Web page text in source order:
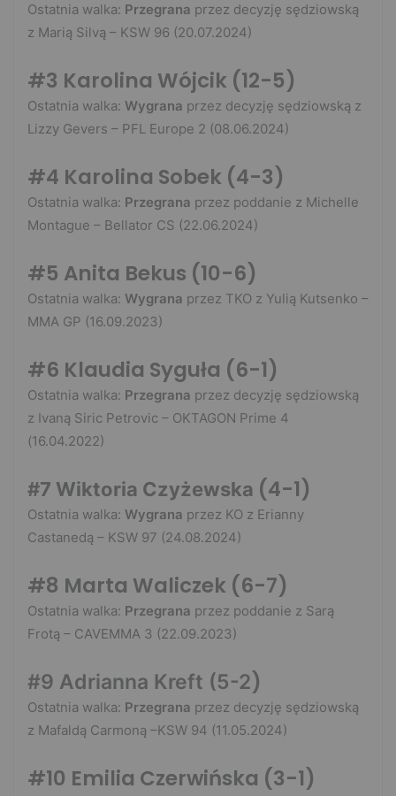
Ostatnia walka: Przegrana przez decyzję sędziowską
z Marią Silvą – KSW 96 (20.07.2024)
#3 Karolina Wójcik (12-5)
Ostatnia walka: Wygrana przez decyzję sędziowską z
Lizzy Gevers – PFL Europe 2 (08.06.2024)
#4 Karolina Sobek (4-3)
Ostatnia walka: Przegrana przez poddanie z Michelle
Montague – Bellator CS (22.06.2024)
#5 Anita Bekus (10-6)
Ostatnia walka: Wygrana przez TKO z Yulią Kutsenko –
MMA GP (16.09.2023)
#6 Klaudia Syguła (6-1)
Ostatnia walka: Przegrana przez decyzję sędziowską
z Ivaną Siric Petrovic – OKTAGON Prime 4
(16.04.2022)
#7 Wiktoria Czyżewska (4-1)
Ostatnia walka: Wygrana przez KO z Erianny
Castanedą – KSW 97 (24.08.2024)
#8 Marta Waliczek (6-7)
Ostatnia walka: Przegrana przez poddanie z Sarą
Frotą – CAVEMMA 3 (22.09.2023)
#9 Adrianna Kreft (5-2)
Ostatnia walka: Przegrana przez decyzję sędziowską
z Mafaldą Carmoną –KSW 94 (11.05.2024)
#10 Emilia Czerwińska (3-1)